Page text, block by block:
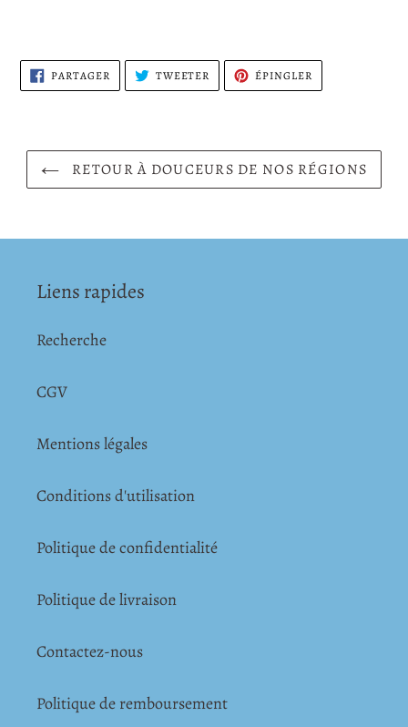
PARTAGER PARTAGER
SUR
FACEBOOK
TWEETER TWEETER
TWITTER
ÉPINGLER
PINTEREST
RETOUR À DOUCEURS DE NOS RÉGIONS
Liens rapides
Recherche
CGV
Mentions légales
Conditions d'utilisation
Politique de confidentialité
Politique de livraison
Contactez-nous
Politique de remboursement